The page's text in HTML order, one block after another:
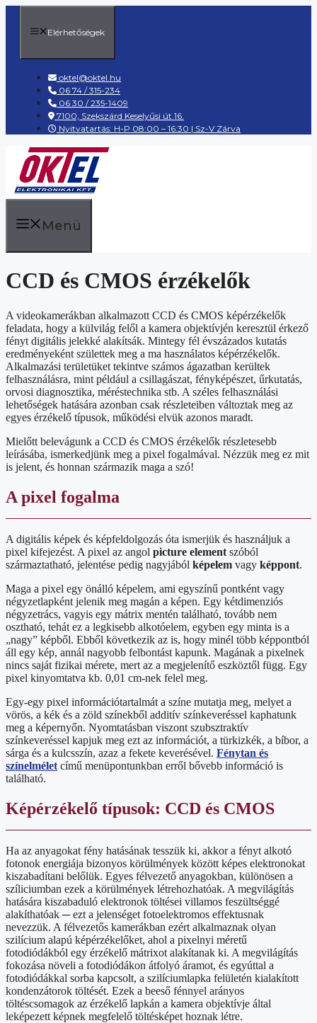
Kilépés
tartalombaElérhetőségek
oktel@oktel.hu
06 74 / 315-234
06 30 / 235-1409
7100, Szekszárd Keselyűsi út 16.
Nyitvatartás: H-P 08:00 – 16:30 | Sz-V Zárva
Menü
CCD és CMOS érzékelők
A videokamerákban alkalmazott CCD és CMOS képérzékelők
feladata, hogy a külvilág felől a kamera objektívjén keresztül érkező
fényt digitális jelekké alakítsák. Mintegy fél évszázados kutatás
eredményeként születtek meg a ma használatos képérzékelők.
Alkalmazási területüket tekintve számos ágazatban kerültek
felhasználásra, mint például a csillagászat, fényképészet, űrkutatás,
orvosi diagnosztika, méréstechnika stb. A széles felhasználási
lehetőségek hatására azonban csak részleteiben változtak meg az
egyes érzékelő típusok, működési elvük azonos maradt.
Mielőtt belevágunk a CCD és CMOS érzékelők részletesebb
leírásába, ismerkedjünk meg a pixel fogalmával. Nézzük meg ez mit
is jelent, és honnan származik maga a szó!
A pixel fogalma
A digitális képek és képfeldolgozás óta ismerjük és használjuk a
pixel kifejezést. A pixel az angol picture element szóból
származtatható, jelentése pedig nagyjából képelem vagy képpont.
Maga a pixel egy önálló képelem, ami egyszínű pontként vagy
négyzetlapként jelenik meg magán a képen. Egy kétdimenziós
négyzetrács, vagyis egy mátrix mentén található, tovább nem
osztható, tehát ez a legkisebb alkotóelem, egyben egy minta is a
„nagy” képből. Ebből következik az is, hogy minél több képpontból
áll egy kép, annál nagyobb felbontást kapunk. Magának a pixelnek
nincs saját fizikai mérete, mert az a megjelenítő eszköztől függ. Egy
pixel kinyomtatva kb. 0,01 cm-nek felel meg.
Egy-egy pixel információtartalmát a színe mutatja meg, melyet a
vörös, a kék és a zöld színekből additív színkeveréssel kaphatunk
meg a képernyőn. Nyomtatásban viszont szubsztraktív
színkeveréssel kapjuk meg ezt az információt, a türkizkék, a bíbor, a
sárga és a kulcsszín, azaz a fekete keverésével. Fénytan és
színelmélet című menüpontunkban erről bővebb információ is
található.
Képérzékelő típusok: CCD és CMOS
Ha az anyagokat fény hatásának tesszük ki, akkor a fényt alkotó
fotonok energiája bizonyos körülmények között képes elektronokat
kiszabadítani belőlük. Egyes félvezető anyagokban, különösen a
szíliciumban ezek a körülmények létrehozhatóak. A megvilágítás
hatására kiszabaduló elektronok töltései villamos feszültséggé
alakíthatóak ─ ezt a jelenséget fotoelektromos effektusnak
nevezzük. A félvezetős kamerákban ezért alkalmaznak olyan
szilícium alapú képérzékelőket, ahol a pixelnyi méretű
fotodiódákból egy érzékelő mátrixot alakítanak ki. A megvilágítás
fokozása növeli a fotodiódákon átfolyó áramot, és egyúttal a
fotodiódákkal sorba kapcsolt, a szilíciumlapka felületén kialakított
kondenzátorok töltését. Ezek a beeső fénnyel arányos
töltéscsomagok az érzékelő lapkán a kamera objektívje által
leképezett képnek megfelelő töltésképet hoznak létre.